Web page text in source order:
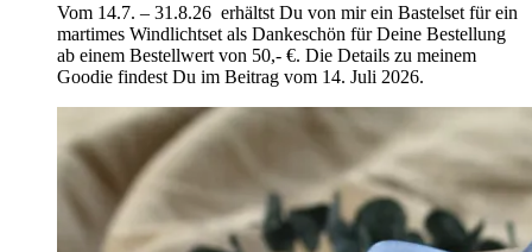
Vom 14.7. – 31.8.26 erhältst Du von mir ein Bastelset für ein
martimes Windlichtset als Dankeschön für Deine Bestellung
ab einem Bestellwert von 50,- €. Die Details zu meinem
Goodie findest Du im Beitrag vom 14. Juli 2026.